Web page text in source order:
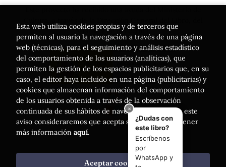
Cómic y de la Lectura
Esta web utiliza cookies propias y de terceros que
permiten al usuario la navegación a través de una página
web (técnicas), para el seguimiento y análisis estadístico
del comportamiento de los usuarios (analíticas), que
permiten la gestión de los espacios publicitarios que, en su
caso, el editor haya incluido en una página (publicitarias) y
cookies que almacenan información del comportamiento
de los usuarios obtenida a través de la observación
continuada de sus hábitos de navegación. Si acepta este
aviso consideraremos que acepta su uso. Puede obtener
más información aquí.
Aceptar cookies